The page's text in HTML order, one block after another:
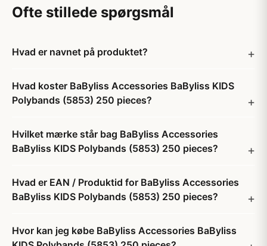
Ofte stillede spørgsmål
Hvad er navnet på produktet?
Hvad koster BaByliss Accessories BaByliss KIDS
Polybands (5853) 250 pieces?
Hvilket mærke står bag BaByliss Accessories
BaByliss KIDS Polybands (5853) 250 pieces?
Hvad er EAN / Produktid for BaByliss Accessories
BaByliss KIDS Polybands (5853) 250 pieces?
Hvor kan jeg købe BaByliss Accessories BaByliss